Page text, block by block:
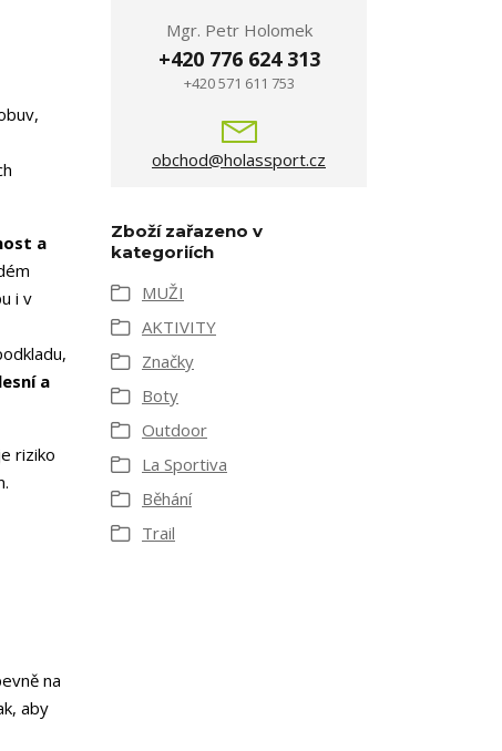
a
i v
a
riziko
na
aby
Mgr. Petr Holomek
+420 776 624 313
+420 571 611 753
obchod@holassport.cz
Zboží zařazeno v
kategoriích
MUŽI
AKTIVITY
Značky
Boty
Outdoor
La Sportiva
Běhání
Trail